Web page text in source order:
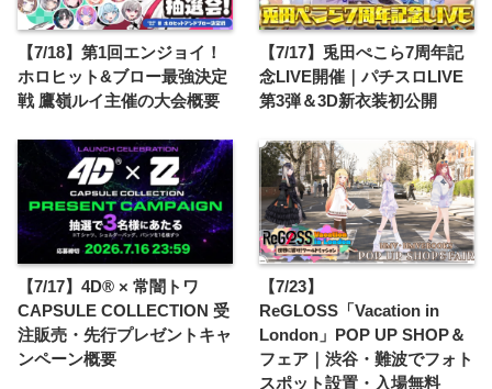
【7/18】第1回エンジョイ！
ホロヒット&ブロー最強決定
戦 鷹嶺ルイ主催の大会概要
【7/17】兎田ぺこら7周年記
念LIVE開催｜パチスロLIVE
第3弾＆3D新衣装初公開
【7/17】4D® × 常闇トワ
CAPSULE COLLECTION 受
注販売・先行プレゼントキャ
ンペーン概要
【7/23】
ReGLOSS「Vacation in
London」POP UP SHOP＆
フェア｜渋谷・難波でフォト
スポット設置・入場無料